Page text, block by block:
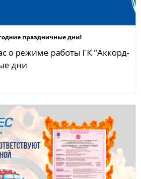
праздничные дни!
о режиме работы ГК "Аккорд-
дни